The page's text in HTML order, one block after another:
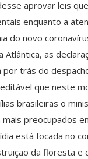
aprovar leis
enquanto a
do novo
Atlântica, as
por trás do
que neste
brasileiras o
preocupados
está focada no
da floresta e